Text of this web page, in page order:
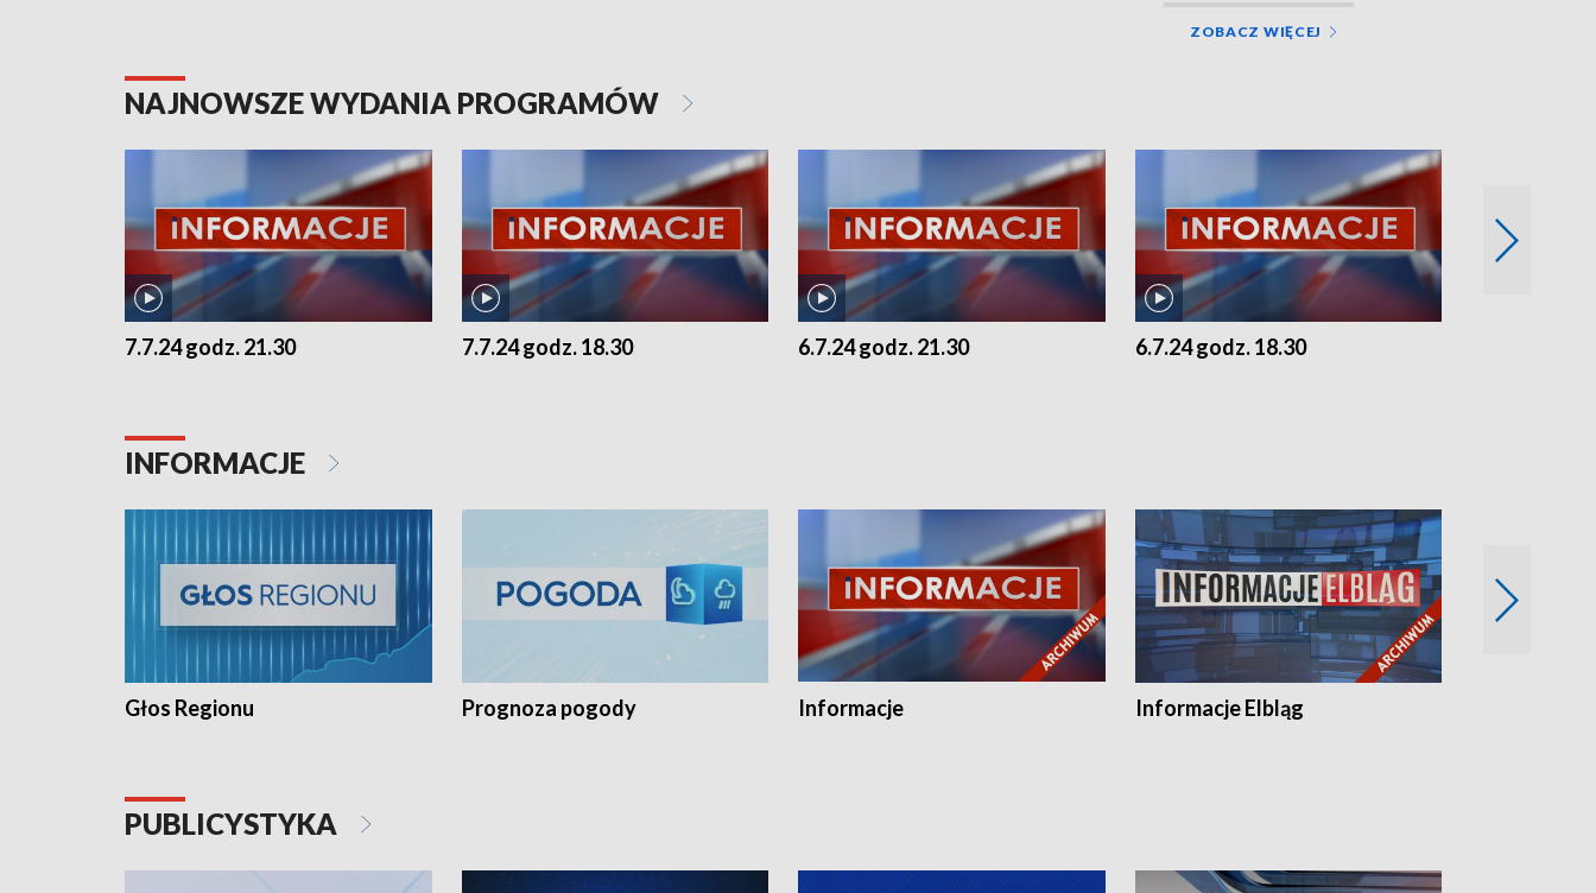
ZOBACZ WIĘCEJ
NAJNOWSZE WYDANIA PROGRAMÓW
7.7.24 godz. 21.30 7.7.24 godz. 18.30 6.7.24 godz. 21.30 6.7.24 godz. 18.30
INFORMACJE
Głos Regionu Prognoza pogody Informacje Informacje Elbląg
PUBLICYSTYKA